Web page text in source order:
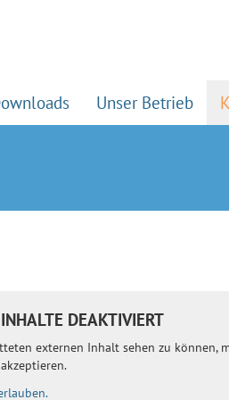
Unser Betrieb
DEAKTIVIERT
externen Inhalt sehen zu können,